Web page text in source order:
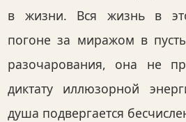
в жизни. Вся жизнь в
погоне за миражом в
разочарования, она не
диктату иллюзорной
душа подвергается